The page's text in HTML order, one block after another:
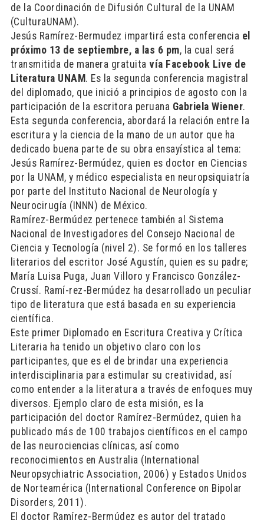
de la Coordinación de Difusión Cultural de la UNAM
(CulturaUNAM).
Jesús Ramírez-Bermudez impartirá esta conferencia el
próximo 13 de septiembre, a las 6 pm, la cual será
transmitida de manera gratuitavía Facebook Live de
Literatura UNAM . Es la segunda conferencia magistral
del diplomado, que inició a principios de agosto con la
participación de la escritora peruana Gabriela Wiener.
Esta segunda conferencia, abordará la relación entre la
escritura y la ciencia de la mano de un autor que ha
dedicado buena parte de su obra ensayística al tema:
Jesús Ramírez-Bermúdez, quien es doctor en Ciencias
por la UNAM, y médico especialista en neuropsiquiatría
por parte del Instituto Nacional de Neurología y
Neurocirugía (INNN) de México.
Ramírez-Bermúdez pertenece también al Sistema
Nacional de Investigadores del Consejo Nacional de
Ciencia y Tecnología (nivel 2). Se formó en los talleres
literarios del escritor José Agustín, quien es su padre;
María Luisa Puga, Juan Villoro y Francisco González-
Crussí. Ramí-rez-Bermúdez ha desarrollado un peculiar
tipo de literatura que está basada en su experiencia
científica.
Este primer Diplomado en Escritura Creativa y Crítica
Literaria ha tenido un objetivo claro con los
participantes, que es el de brindar una experiencia
interdisciplinaria para estimular su creatividad, así
como entender a la literatura a través de enfoques muy
diversos. Ejemplo claro de esta misión, es la
participación del doctor Ramírez-Bermúdez, quien ha
publicado más de 100 trabajos científicos en el campo
de las neurociencias clínicas, así como
reconocimientos en Australia (International
Neuropsychiatric Association, 2006) y Estados Unidos
de Norteamérica (International Conference on Bipolar
Disorders, 2011).
El doctor Ramírez-Bermúdez es autor del tratado